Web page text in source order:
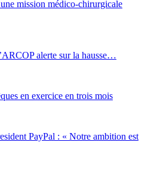
mission médico-chirurgicale
alerte sur la hausse…
en exercice en trois mois
PayPal : « Notre ambition est